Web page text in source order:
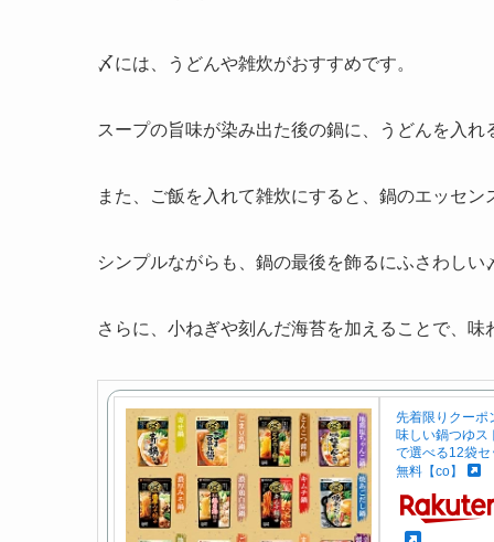
〆には、うどんや雑炊がおすすめです。
スープの旨味が染み出た後の鍋に、うどんを入
また、ご飯を入れて雑炊にすると、鍋のエッセ
シンプルながらも、鍋の最後を飾るにふさわしい
さらに、小ねぎや刻んだ海苔を加えることで、
先着限りクーポ
味しい鍋つゆス
で選べる12袋
無料【co】